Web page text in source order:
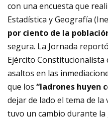
con una encuesta que
Estadística y Geografía
por ciento de la
segura. La Jornada
Ejército
asaltos en las
que los “ladrones huyen
dejar de lado el tema de
tuvo un cambio durante